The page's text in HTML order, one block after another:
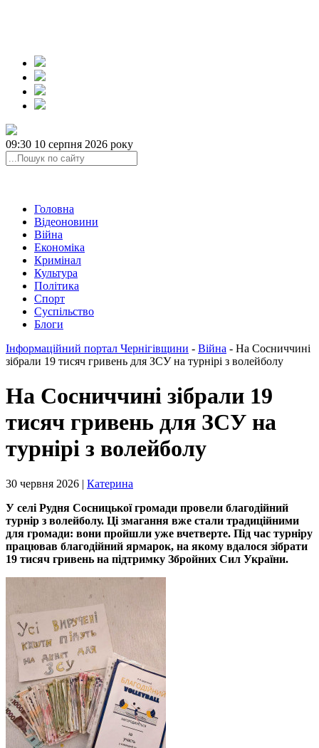
09:30 10 серпня 2026 року
Головна
Відеоновини
Війна
Економіка
Кримінал
Культура
Політика
Спорт
Суспільство
Блоги
Інформаційний портал Чернігівщини - Війна - На Сосниччині
зібрали 19 тисяч гривень для ЗСУ на турнірі з волейболу
На Сосниччині зібрали 19
тисяч гривень для ЗСУ на
турнірі з волейболу
30 червня 2026 | Катерина
У селі Рудня Сосницької громади провели благодійний
турнір з волейболу. Ці змагання вже стали традиційними
для громади: вони пройшли уже вчетверте. Під час турніру
працював благодійний ярмарок, на якому вдалося зібрати
19 тисяч гривень на підтримку Збройних Сил України.